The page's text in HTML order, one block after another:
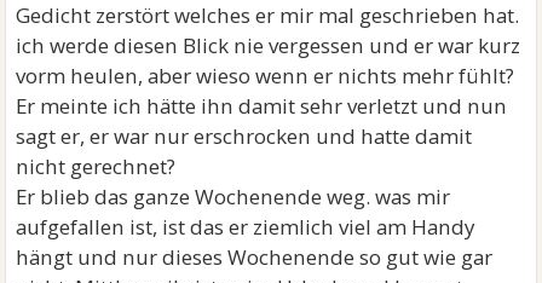
Gedicht zerstört welches er mir mal geschrieben hat.
ich werde diesen Blick nie vergessen und er war kurz
vorm heulen, aber wieso wenn er nichts mehr fühlt?
Er meinte ich hätte ihn damit sehr verletzt und nun
sagt er, er war nur erschrocken und hatte damit
nicht gerechnet?
Er blieb das ganze Wochenende weg. was mir
aufgefallen ist, ist das er ziemlich viel am Handy
hängt und nur dieses Wochenende so gut wie gar